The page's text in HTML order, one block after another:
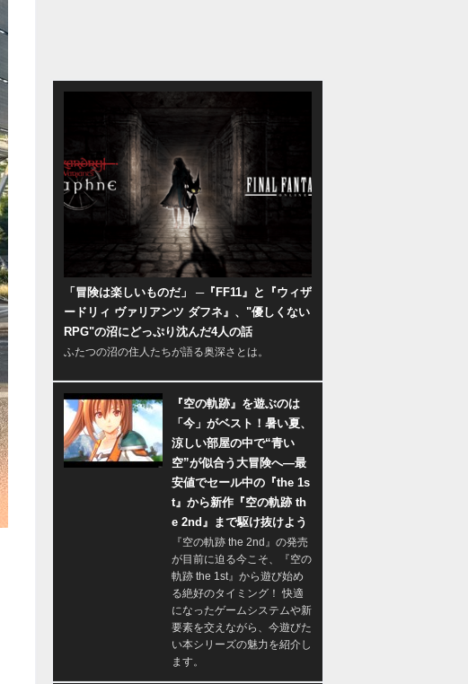
「冒険は楽しいものだ」 ─『FF11』と『ウィザ
ードリィ ヴァリアンツ ダフネ』、"優しくない
RPG"の沼にどっぷり沈んだ4人の話
ふたつの沼の住人たちが語る奥深さとは。
『空の軌跡』を遊ぶのは
「今」がベスト！暑い夏、
涼しい部屋の中で“青い
空”が似合う大冒険へ―最
安値でセール中の『the 1s
t』から新作『空の軌跡 th
e 2nd』まで駆け抜けよう
『空の軌跡 the 2nd』の発売
が目前に迫る今こそ、『空の
軌跡 the 1st』から遊び始め
る絶好のタイミング！ 快適
になったゲームシステムや新
要素を交えながら、今遊びた
い本シリーズの魅力を紹介し
ます。